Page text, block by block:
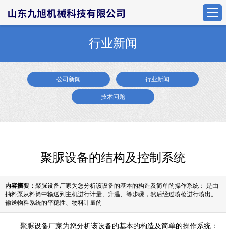
行业新闻
公司新闻 行业新闻
技术问题
聚脲设备的结构及控制系统
内容摘要： 聚脲设备厂家为您分析该设备的基本的构造及简单的操作系统： 是由
抽料泵从料筒中输送到主机进行计量、升温、等步骤，然后经过喷枪进行喷出。
输送物料系统的平稳性、物料计量的
聚脲设备厂家为您分析该设备的基本的构造及简单的操作系统：